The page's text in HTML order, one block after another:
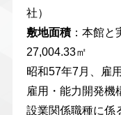
社）
敷地面積：本館と
27,004.33㎡
昭和57年7月、雇
雇用・能力開発機
設業関係職種に係